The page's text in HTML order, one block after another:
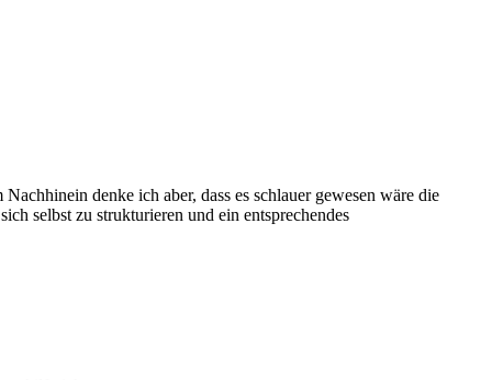
denke ich aber, dass es schlauer gewesen wäre die
selbst zu strukturieren und ein entsprechendes